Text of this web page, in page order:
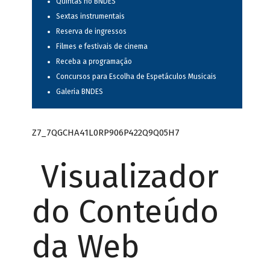
Sextas instrumentais
Reserva de ingressos
Filmes e festivais de cinema
Receba a programação
Concursos para Escolha de Espetáculos Musicais
Galeria BNDES
Z7_7QGCHA41L0RP906P422Q9Q05H7
Visualizador
do Conteúdo
da Web